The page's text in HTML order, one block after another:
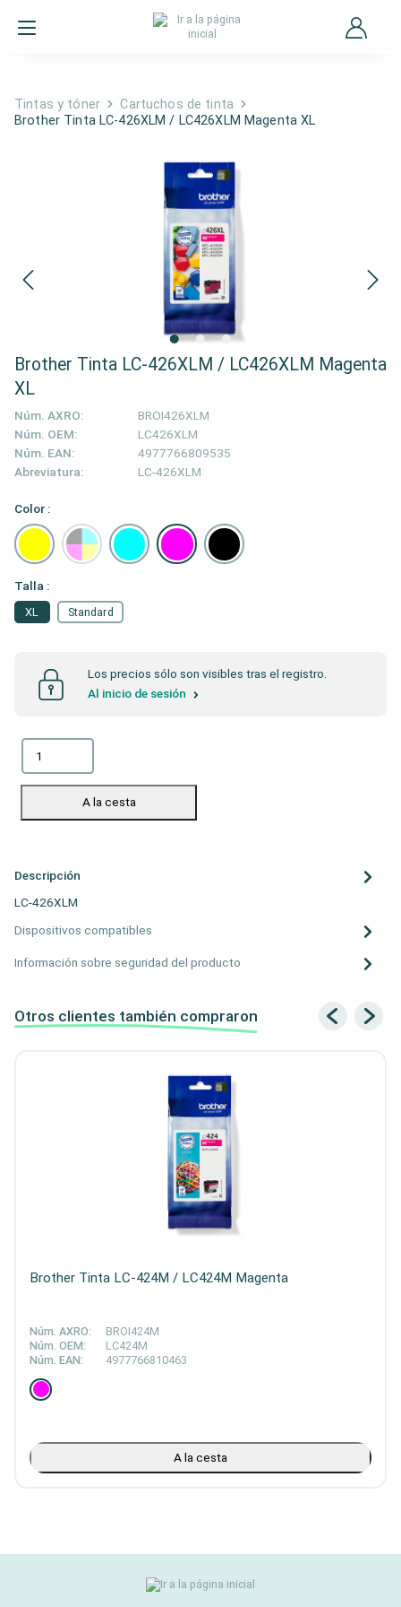
Tintas y tóner
Cartuchos de tinta
Brother Tinta LC-426XLM / LC426XLM Magenta XL
Brother Tinta LC-426XLM / LC426XLM Magenta
XL
Núm. AXRO:
BROI426XLM
Núm. OEM:
LC426XLM
Núm. EAN:
4977766809535
Abreviatura:
LC-426XLM
Color :
Talla :
XL Standard
Los precios sólo son visibles tras el registro.
Al inicio de sesión
A la cesta
Descripción
LC-426XLM
Dispositivos compatibles
Información sobre seguridad del producto
Otros clientes también compraron
Brother Tinta LC-424M / LC424M Magenta
Núm. AXRO:
BROI424M
Núm. OEM:
LC424M
Núm. EAN:
4977766810463
A la cesta